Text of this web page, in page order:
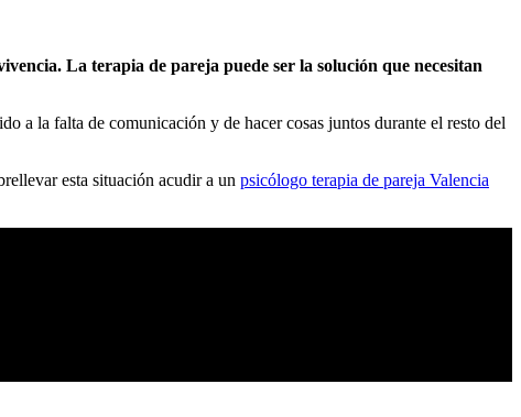
La terapia de pareja puede ser la solución que necesitan
a la falta de comunicación y de hacer cosas juntos durante el resto del
esta situación acudir a un psicólogo terapia de pareja Valencia